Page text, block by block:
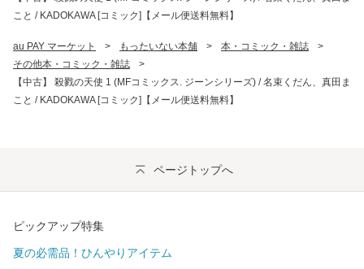
こと / KADOKAWA [コミック]【メール便送料無料】
au PAY マーケット > もったいない本舗 > 本・コミック・雑誌
>
その他本・コミック・雑誌
>
【中古】 殺戮の天使 1 (MFコミックス. ジーンシリーズ) / 名束くだん、真田ま
こと / KADOKAWA [コミック]【メール便送料無料】
ページトップへ
ピックアップ特集
夏の必需品！ひんやりアイテム